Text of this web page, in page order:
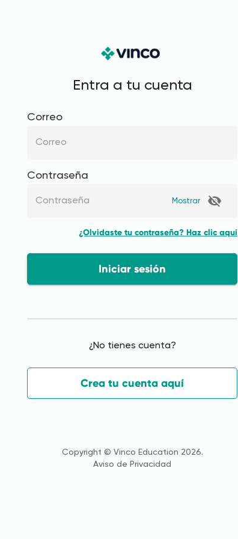
Entra a tu cuenta
Correo
Contraseña
Mostrar
¿Olvidaste tu contraseña? Haz clic aquí
Iniciar sesión
¿No tienes cuenta?
Crea tu cuenta aquí
Copyright © Vinco Education 2026.
Aviso de Privacidad